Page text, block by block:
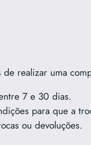
de realizar uma
7 e 30 dias.
para que a
ou devoluções.